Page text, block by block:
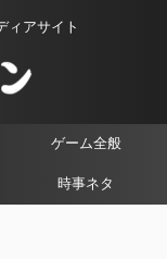
ィアサイト
ゲーム全般
時事ネタ